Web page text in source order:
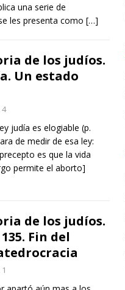
una serie de
les presenta como […]
de los judíos.
Un estado
4
judía es elogiable (p.
de medir de esa ley:
es que la vida
permite el aborto]
de los judíos.
Fin del
1